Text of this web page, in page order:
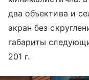
два объектива и
экран без
габариты
201 г.